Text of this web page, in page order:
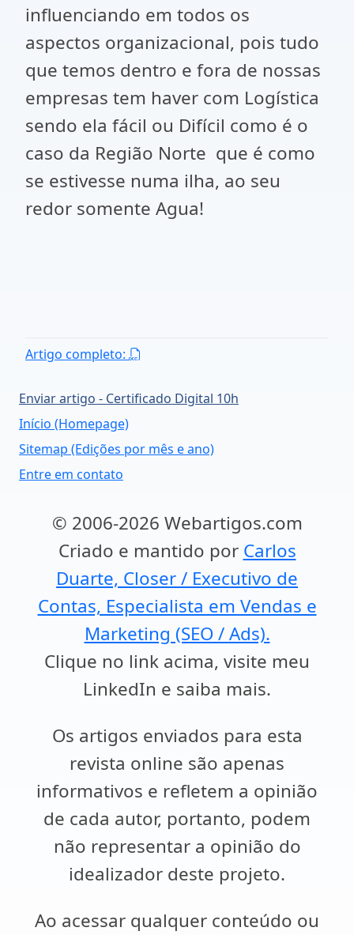
influenciando em todos os
aspectos organizacional, pois tudo
que temos dentro e fora de nossas
empresas tem haver com Logística
sendo ela fácil ou Difícil como é o
caso da Região Norte que é como
se estivesse numa ilha, ao seu
redor somente Agua!
Artigo completo:
Enviar artigo - Certificado Digital 10h
Início (Homepage)
Sitemap (Edições por mês e ano)
Entre em contato
© 2006-2026 Webartigos.com
Criado e mantido por Carlos
Duarte, Closer / Executivo de
Contas, Especialista em Vendas e
Marketing (SEO / Ads).
Clique no link acima, visite meu
LinkedIn e saiba mais.
Os artigos enviados para esta
revista online são apenas
informativos e refletem a opinião
de cada autor, portanto, podem
não representar a opinião do
idealizador deste projeto.
Ao acessar qualquer conteúdo ou